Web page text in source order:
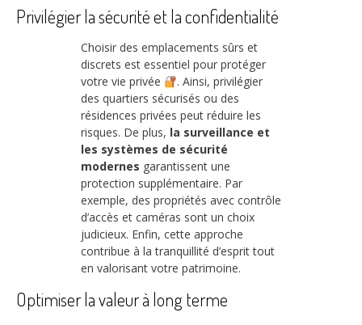
Privilégier la sécurité et la confidentialité
Choisir des emplacements sûrs et
discrets est essentiel pour protéger
votre vie privée
. Ainsi, privilégier
des quartiers sécurisés ou des
résidences privées peut réduire les
risques. De plus, la surveillance et
les systèmes de sécurité
modernes garantissent une
protection supplémentaire. Par
exemple, des propriétés avec contrôle
d’accès et caméras sont un choix
judicieux. Enfin, cette approche
contribue à la tranquillité d’esprit tout
en valorisant votre patrimoine.
Optimiser la valeur à long terme